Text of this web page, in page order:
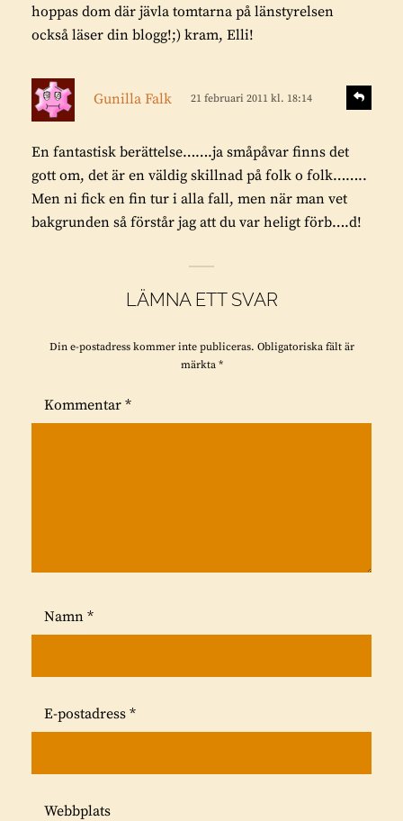
e
r
hoppas dom där jävla tomtarna på länstyrelsen
också läser din blogg!;) kram, Elli!
Gunilla Falk
i
v
e
r
21 februari 2011 kl. 18:14
En fantastisk berättelse…….ja småpåvar finns det
gott om, det är en väldig skillnad på folk o folk……..
Men ni fick en fin tur i alla fall, men när man vet
bakgrunden så förstår jag att du var heligt förb….d!
v
LÄMNA ETT SVAR
Din e-postadress kommer inte publiceras. Obligatoriska fält är
märkta *
Kommentar *
Namn *
E-postadress *
Webbplats